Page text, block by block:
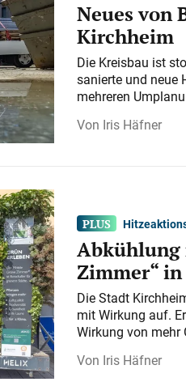
Neues von
Kirchheim
Die Kreisbau ist
sanierte und neue
mehreren
Iris Häfner
Abkühlung
Zimmer“
Die Stadt
mit Wirkung auf.
Wirkung von mehr
Iris Häfner